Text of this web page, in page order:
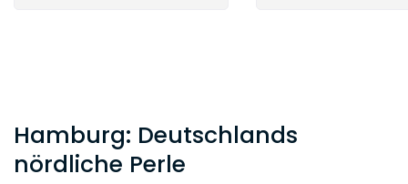
Hamburg: Deutschlands
nördliche Perle